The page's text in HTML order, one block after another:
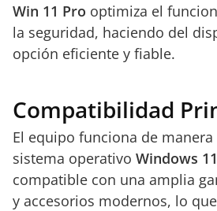
Win 11 Pro optimiza el
la seguridad, haciendo del
opción eficiente y fiable.
Compatibilidad
El equipo funciona de
sistema operativo Windows
compatible con una amplia
y accesorios modernos, lo